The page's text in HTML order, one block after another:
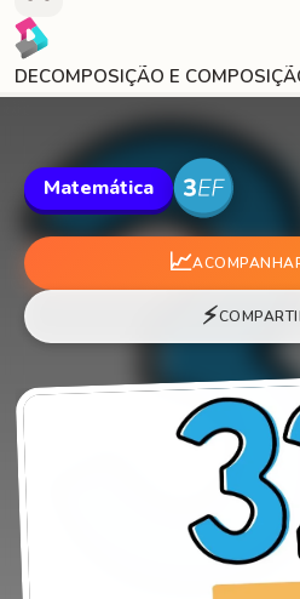
DECOMPOSIÇÃO E
Matemática
📈
⚡